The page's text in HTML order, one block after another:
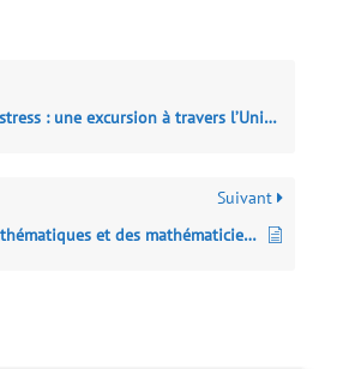
: une excursion à travers l’Univers
Suivant
Une histoire des mathématiques et des mathématiciens – Du XVIIe au XXe siècle